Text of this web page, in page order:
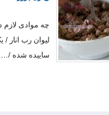
ساییده شده /…